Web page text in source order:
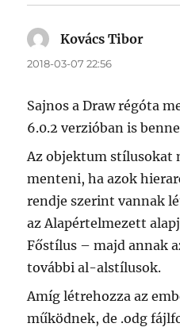
Kovács Tibor
2018-03-07 22:56
Sajnos a Draw régóta
6.0.2 verzióban is
Az objektum stílusokat
menteni, ha azok
rendje szerint vannak
az Alapértelmezett
Főstílus – majd annak
további al-alstílusok.
Amíg létrehozza az
működnek, de .odg